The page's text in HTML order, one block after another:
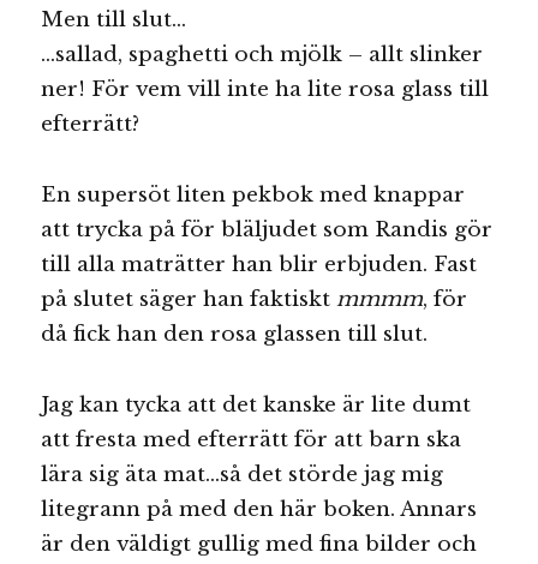
Men till slut…
…sallad, spaghetti och mjölk – allt slinker
ner! För vem vill inte ha lite rosa glass till
efterrätt?
En supersöt liten pekbok med knappar
att trycka på för bläljudet som Randis gör
till alla maträtter han blir erbjuden. Fast
på slutet säger han faktisktmmmm, för
då fick han den rosa glassen till slut.
Jag kan tycka att det kanske är lite dumt
att fresta med efterrätt för att barn ska
lära sig äta mat…så det störde jag mig
litegrann på med den här boken. Annars
är den väldigt gullig med fina bilder och